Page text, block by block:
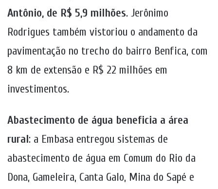
Antônio, de R$ 5,9 milhões. Jerônimo
Rodrigues também vistoriou o andamento da
pavimentação no trecho do bairro Benfica, com
8 km de extensão e R$ 22 milhões em
investimentos.
Abastecimento de água beneficia a área
rural: a Embasa entregou sistemas de
abastecimento de água em Comum do Rio da
Dona, Gameleira, Canta Galo, Mina do Sapé e